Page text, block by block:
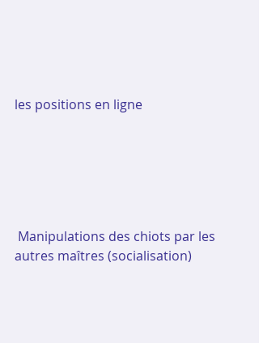
les positions en ligne
Manipulations des chiots par les
autres maîtres (socialisation)